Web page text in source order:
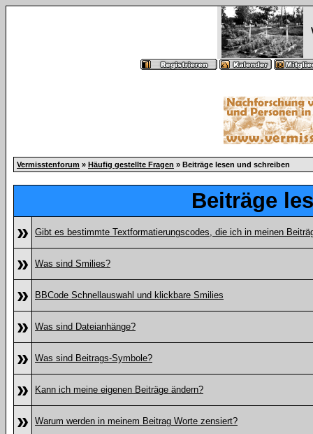
Vermisstenforum » Häufig gestellte Fragen » Beiträge lesen und schreiben
Beiträge
»
Gibt es bestimmte Textformatierungscodes, die ich in meinen
» Was sind Smilies?
» BBCode Schnellauswahl und klickbare Smilies
» Was sind Dateianhänge?
» Was sind Beitrags-Symbole?
» Kann ich meine eigenen Beiträge ändern?
» Warum werden in meinem Beitrag Worte zensiert?